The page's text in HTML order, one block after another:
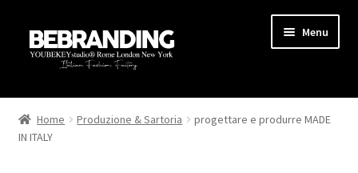
Menu
HOME
STARTUP
Home Produzione & Sartoria
progettare e produrre MADE
IN ITALY